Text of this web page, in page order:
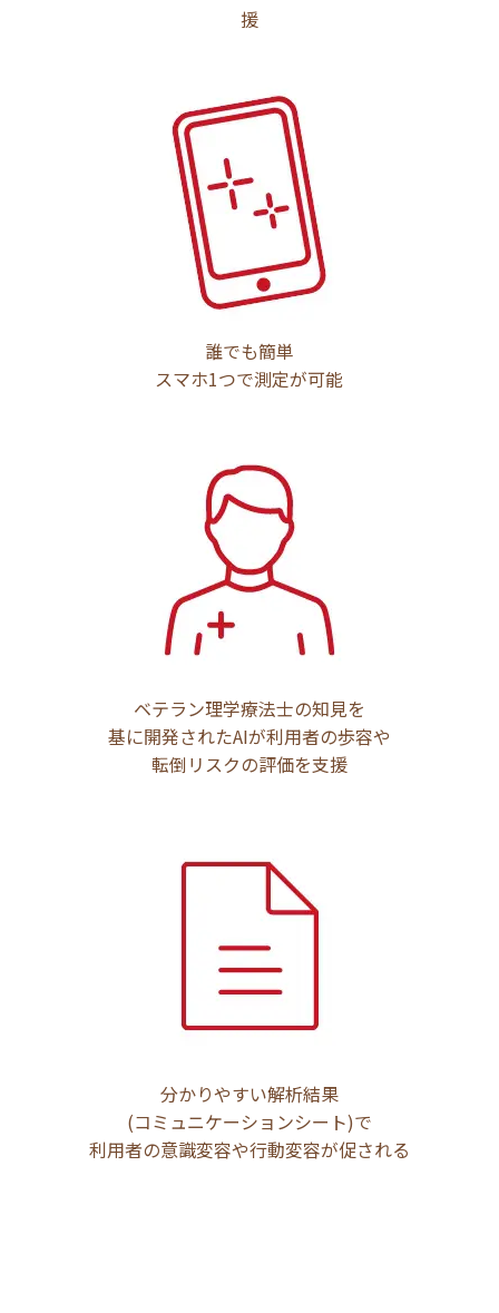
援
誰でも簡単
スマホ1つで測定が可能
ベテラン理学療法士の知見を
基に開発されたAIが利用者の歩容や
転倒リスクの評価を支援
分かりやすい解析結果
(コミュニケーションシート)で
利用者の意識変容や行動変容が促される